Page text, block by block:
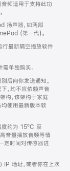
频适用于支持此功
扬声器，如两部
(第一代)。
最新隔空播放软件
单独购买。
后向你发送通知。
，均不应依赖声音
构，该架构于家庭
使用最新版本软
度约为 15ºC 至
音量播放音频等情
定时间对传感器进
IP 地址，或者你在上次